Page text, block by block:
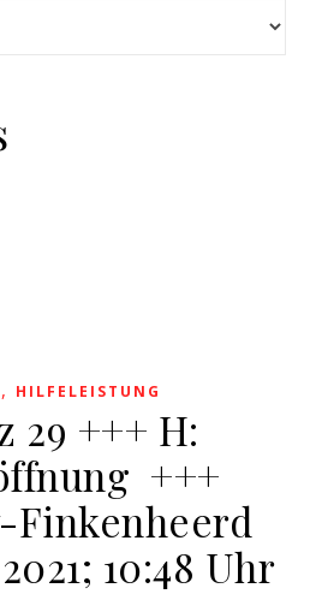
, HILFELEISTUNG
29 +++ H:
+++
Finkenheerd
10:48 Uhr